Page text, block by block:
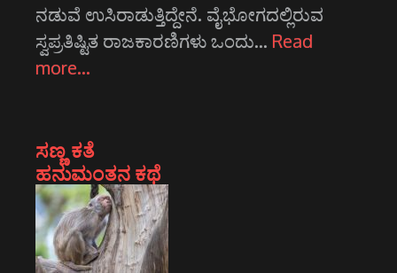
ನಡುವೆ ಉಸಿರಾಡುತ್ತಿದ್ದೇನೆ. ವೈಭೋಗದಲ್ಲಿರುವ
ಸ್ವಪ್ರತಿಷ್ಟಿತ ರಾಜಕಾರಣಿಗಳು ಒಂದು… Read
more…
ಸಣ್ಣ ಕತೆ
ಹನುಮಂತನ ಕಥೆ